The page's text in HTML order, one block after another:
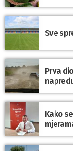
Sve
Prva
Kako